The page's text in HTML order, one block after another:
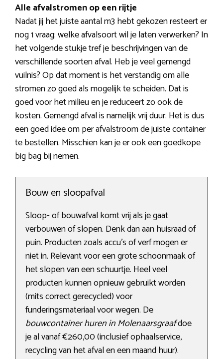
Alle afvalstromen op een rijtje
Nadat jij het juiste aantal m3 hebt gekozen resteert er
nog 1 vraag: welke afvalsoort wil je laten verwerken? In
het volgende stukje tref je beschrijvingen van de
verschillende soorten afval. Heb je veel gemengd
vuilnis? Op dat moment is het verstandig om alle
stromen zo goed als mogelijk te scheiden. Dat is
goed voor het milieu en je reduceert zo ook de
kosten. Gemengd afval is namelijk vrij duur. Het is dus
een goed idee om per afvalstroom de juiste container
te bestellen. Misschien kan je er ook een goedkope
big bag bij nemen.
Bouw en sloopafval
Sloop- of bouwafval komt vrij als je gaat
verbouwen of slopen. Denk dan aan huisraad of
puin. Producten zoals accu’s of verf mogen er
niet in. Relevant voor een grote schoonmaak of
het slopen van een schuurtje. Heel veel
producten kunnen opnieuw gebruikt worden
(mits correct gerecycled) voor
funderingsmateriaal voor wegen. De
bouwcontainer huren in Molenaarsgraafdoe
je al vanaf €260,00 (inclusief ophaalservice,
recycling van het afval en een maand huur).